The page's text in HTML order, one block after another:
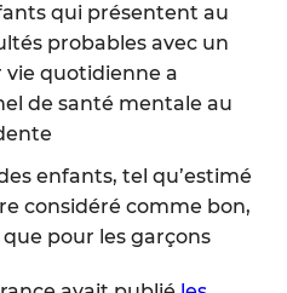
qui présentent au
probables avec un
quotidienne a
de santé mentale au
enfants, tel qu’estimé
considéré comme bon,
pour les garçons